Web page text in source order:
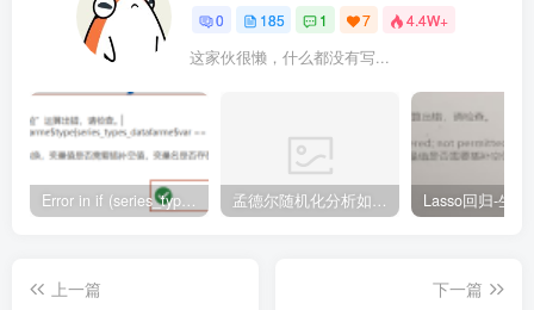
0 185 1 7 4.4W+
这家伙很懒，什么都没有写...
Error in if (series_types_datafarme$type[series_types_datafarme$var == : argument is of length zero 孟德尔随机化分析如何把Beta值转成OR值
上一篇
下一篇